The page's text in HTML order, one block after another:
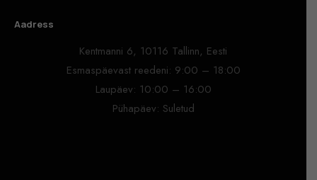
Aadress
Kentmanni 6, 10116 Tallinn, Eesti
Esmaspäevast reedeni: 9:00 – 18:00
Laupäev: 10:00 – 16:00
Pühapäev: Suletud